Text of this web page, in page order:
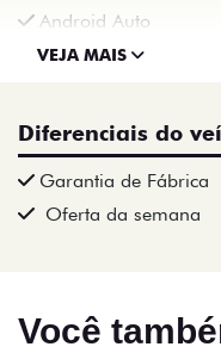
Android Auto
VEJA MAIS
Diferenciais do
Garantia de Fábrica
Oferta da semana
Você